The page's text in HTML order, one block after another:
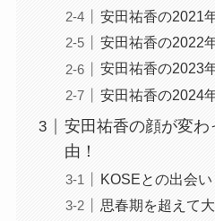
安田祐香の2021
安田祐香の2022
安田祐香の2023
安田祐香の2024
安田祐香の顔が変
由！
KOSEとの出会い
思春期を超えて